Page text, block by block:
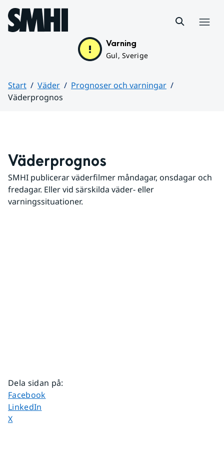
Hoppa till sidans innehåll
Varning
Gul, Sverige
Start Väder
Prognoser och varningar
Väderprognos
Väderprognos
SMHI publicerar väderfilmer måndagar, onsdagar och
fredagar. Eller vid särskilda väder- eller
varningssituationer.
Dela sidan på:
Dela sidan på
Facebook
Dela sidan på
LinkedIn
Dela sidan på
X